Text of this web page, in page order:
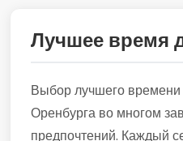
Лучшее время
Выбор лучшего
Оренбурга во многом
предпочтений. Каждый